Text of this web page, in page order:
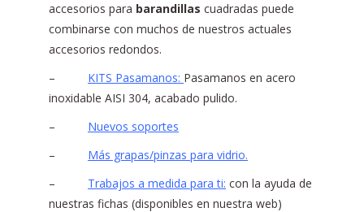
accesorios para barandillas cuadradas puede
combinarse con muchos de nuestros actuales
accesorios redondos.
– KITS Pasamanos: Pasamanos en acero
inoxidable AISI 304, acabado pulido.
– Nuevos soportes
– Más grapas/pinzas para vidrio.
– Trabajos a medida para ti: con la ayuda de
nuestras fichas (disponibles en nuestra web)